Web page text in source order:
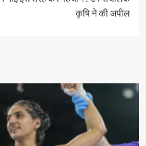
कृषि ने की अपील